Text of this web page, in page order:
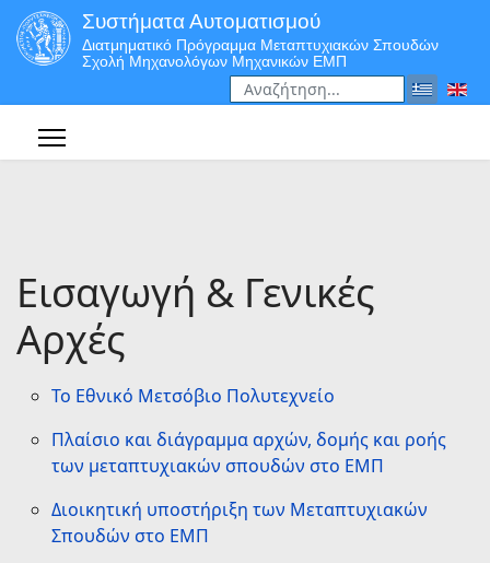
Συστήματα Αυτοματισμού
Διατμηματικό Πρόγραμμα Μεταπτυχιακών Σπουδών
Σχολή Μηχανολόγων Μηχανικών ΕΜΠ
Αναζήτηση
Εισαγωγή & Γενικές
Αρχές
Το Εθνικό Μετσόβιο Πολυτεχνείο
Πλαίσιο και διάγραμμα αρχών, δομής και ροής
των μεταπτυχιακών σπουδών στο ΕΜΠ
Διοικητική υποστήριξη των Μεταπτυχιακών
Σπουδών στο ΕΜΠ